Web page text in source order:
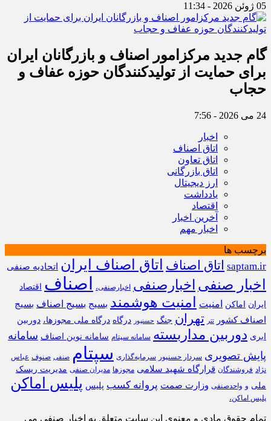
05 ژوئن 2026 - 11:34
گام جدید مرکزامور اصناف و بازرگانان ایران
برای حمایت از تولیدکنندگان حوزه عفاف و
حجاب
24 می 2026 - 7:56
اخبار
اتاق اصناف
اتاق تعاون
اتاق بازرگانی
ارز دیجیتال
یادداشت
اقتصاد
آخرین اخبار
اخبار مهم
برچسب ها
saptam.ir اتاق اصناف اتاق اصناف ایران اتحادیه صنفی
اخبار صنفی اخبارصنفی اخبارصنفی، اصناف
اقتصاد
ایران
اماکن امنیت امنیت هوشمند بسیج بسیج اصناف بسیج
اصناف کشور
تتر تهران جنگ حسنپور درگاه درگاه ملی مجوزها، دوربین
ابری دوربین مداربسته سامانه سپتام سامانه نوین اصناف سامانه
پایش تصویری سردار حسنپور سرمایه‌گذاری سپتام صنفی صنوف عباس
نژاد فروشندگان قرارگاه شهید سلامی مجوزها مدیران صنفی مدیریت ریسک
ملی و واحدصنفی وزارت صمت پروانه کسب پلیس پلیس اماکن
پلیس اماکن،
تمام حقوق مادی و معنوی این سایت متعلق به اخبار صنفی می